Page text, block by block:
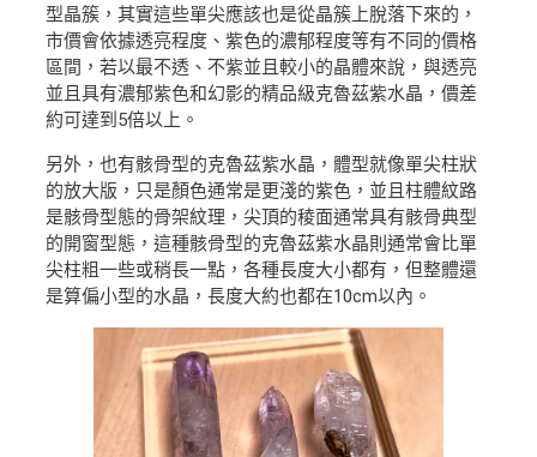
型晶簇，其實這些單尖應該也是從晶簇上脫落下來的，
市價會依據透亮程度、紫色的濃郁程度等有不同的價格
區間，若以最不透、不紫並且較小的晶體來說，與透亮
並且具有濃郁紫色和幻影的精品級克魯茲紫水晶，價差
約可達到5倍以上。
另外，也有骸骨型的克魯茲紫水晶，體型就像單尖柱狀
的放大版，只是顏色通常是更淺的紫色，並且柱體紋路
是骸骨型態的骨架紋理，尖頂的稜面通常具有骸骨典型
的開窗型態，這種骸骨型的克魯茲紫水晶則通常會比單
尖柱粗一些或稍長一點，各種長度大小都有，但整體還
是算偏小型的水晶，長度大約也都在10cm以內。